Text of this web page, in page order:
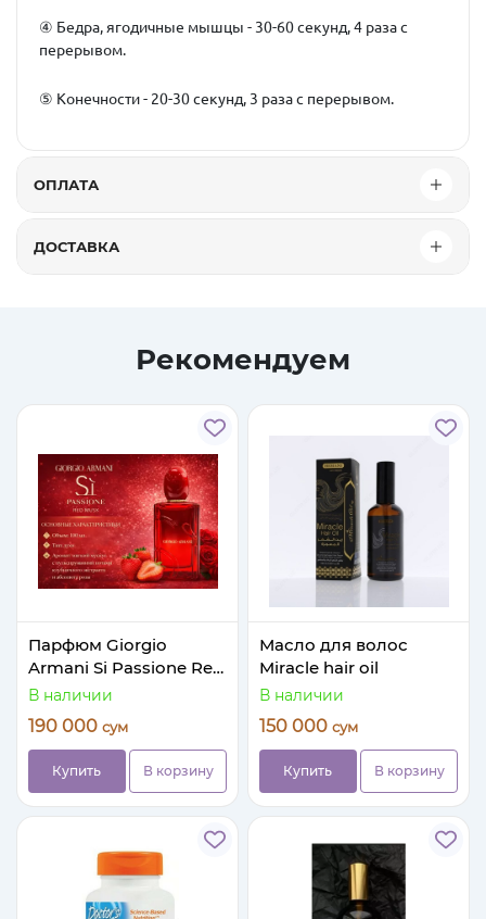
④ Бедра, ягодичные мышцы - 30-60 секунд, 4 раза с
перерывом.
⑤ Конечности - 20-30 секунд, 3 раза с перерывом.
ОПЛАТА
ДОСТАВКА
Рекомендуем
Парфюм Giorgio
Armani Si Passione Red
Musk
В наличии
190 000 сум
Купить В корзину
Масло для волос
Miracle hair oil
В наличии
150 000 сум
Купить В корзину